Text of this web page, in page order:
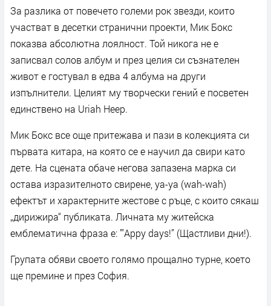
За разлика от повечето големи рок звезди, които
участват в десетки странични проекти, Мик Бокс
показва абсолютна лоялност. Той никога не е
записвал солов албум и през целия си съзнателен
живот е гостувал в едва 4 албума на други
изпълнители. Целият му творчески гений е посветен
единствено на Uriah Heep.
Мик Бокс все още притежава и пази в колекцията си
първата китара, на която се е научил да свири като
дете. На сцената обаче негова запазена марка си
остава изразителното свирене, уа-уа (wah-wah)
ефектът и характерните жестове с ръце, с които сякаш
„дирижира“ публиката. Личната му житейска
емблематична фраза е: ”’Appy days!” (Щастливи дни!).
Групата обяви своето голямо прощално турне, което
ще премине и през София.